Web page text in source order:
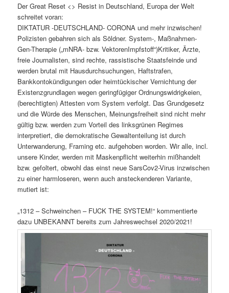
Der Great Reset <> Resist in Deutschland, Europa der Welt
schreitet voran:
DIKTATUR -DEUTSCHLAND- CORONA und mehr inzwischen!
Polizisten gebahren sich als Söldner. System-, Maßnahmen-
Gen-Therapie („mNRA- bzw. VektorenImpfstoff“)Kritiker, Ärzte,
freie Journalisten, sind rechte, rassistische Staatsfeinde und
werden brutal mit Hausdurchsuchungen, Haftstrafen,
Bankkontokündigungen oder heimtückischer Vernichtung der
Existenzgrundlagen wegen geringfügiger Ordnungswidrigkeien,
(berechtigten) Attesten vom System verfolgt. Das Grundgesetz
und die Würde des Menschen, Meinungsfreiheit sind nicht mehr
gültig bzw. werden zum Vorteil des linksgrünen Regimes
interpretiert, die demokratische Gewaltenteilung ist durch
Unterwanderung, Framing etc. aufgehoben worden. Wir alle, incl.
unsere Kinder, werden mit Maskenpflicht weiterhin mißhandelt
bzw. gefoltert, obwohl das einst neue SarsCov2-Virus inzwischen
zu einer harmloseren, wenn auch ansteckenderen Variante,
mutiert ist:
„1312 – Schweinchen – FUCK THE SYSTEM!“ kommentierte
dazu UNBEKANNT bereits zum Jahreswechsel 2020/2021!